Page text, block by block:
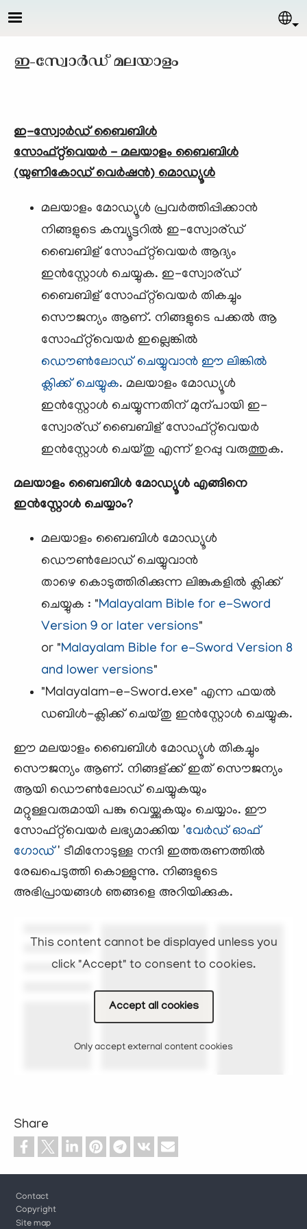
Skip to main content
ഇ-സ്വോര്‍ഡ് മലയാളം
ഇ-സ്വോര്‍ഡ് ബൈബിള്‍
സോഫ്റ്റ്‌വെയര്‍ - മലയാളം ബൈബിള്‍
(യുണികോഡ് വെര്‍ഷന്‍) മൊഡ്യൂള്‍
മലയാളം മോഡ്യൂള്‍ പ്രവര്‍ത്തിപ്പിക്കാന്‍
നിങ്ങളുടെ കമ്പ്യൂട്ടറില്‍ ഇ-സ്വോര്ഡ്
ബൈബിള് സോഫ്റ്റ്‌വെയര്‍ ആദ്യം
ഇന്‍സ്റ്റോള്‍ ചെയ്യുക. ഇ-സ്വോര്ഡ്
ബൈബിള് സോഫ്റ്റ്‌വെയര്‍ തികച്ചും
സൌജന്യം ആണ്. നിങ്ങളുടെ പക്കല്‍ ആ
സോഫ്റ്റ്‌വെയര്‍ ഇല്ലെങ്കില്‍
ഡൌണ്‍ലോഡ് ചെയ്യുവാന്‍ ഈ ലിങ്കില്‍
ക്ലിക്ക് ചെയ്യുക. മലയാളം മോഡ്യൂള്‍
ഇന്‍സ്റ്റോള്‍ ചെയ്യുന്നതിന് മുന്പായി ഇ-
സ്വോര്ഡ് ബൈബിള് സോഫ്റ്റ്‌വെയര്‍
ഇന്‍സ്റ്റോള്‍ ചെയ്തു എന്ന് ഉറപ്പു വരുത്തുക.
മലയാളം ബൈബിള്‍ മോഡ്യൂള്‍ എങ്ങിനെ
ഇന്‍സ്റ്റോള്‍ ചെയ്യാം?
മലയാളം ബൈബിള്‍ മോഡ്യൂള്‍
ഡൌണ്‍ലോഡ് ചെയ്യുവാന്‍
താഴെ കൊടുത്തിരിക്കുന്ന ലിങ്കുകളില്‍ ക്ലിക്ക്
ചെയ്യുക : "Malayalam Bible for e-Sword
Version 9 or later versions"
or "Malayalam Bible for e-Sword Version 8
and lower versions"
"Malayalam-e-Sword.exe" എന്ന ഫയല്‍
ഡബിള്‍-ക്ലിക്ക് ചെയ്തു ഇന്‍സ്റ്റോള്‍ ചെയ്യുക.
ഈ മലയാളം ബൈബിള്‍ മോഡ്യൂള്‍ തികച്ചും
സൌജന്യം ആണ്. നിങ്ങള്ക്ക് ഇത് സൌജന്യം
ആയി ഡൌണ്‍ലോഡ് ചെയ്യുകയും
മറ്റുള്ളവരുമായി പങ്കു വെയ്ക്കുകയും ചെയ്യാം. ഈ
സോഫ്റ്റ്‌വെയര്‍ ലഭ്യമാക്കിയ 'വേര്‍ഡ്‌ ഓഫ്
ഗോഡ്' ടീമിനോടുള്ള നന്ദി ഇത്തരുണത്തില്‍
രേഖപെടുത്തി കൊള്ളുന്നു. നിങ്ങളുടെ
അഭിപ്രായങ്ങള്‍ ഞങ്ങളെ അറിയിക്കുക.
This content cannot be displayed unless you
click "Accept" to consent to cookies.
Accept all cookies
Only accept external content cookies
Share
Contact
Copyright
Site map